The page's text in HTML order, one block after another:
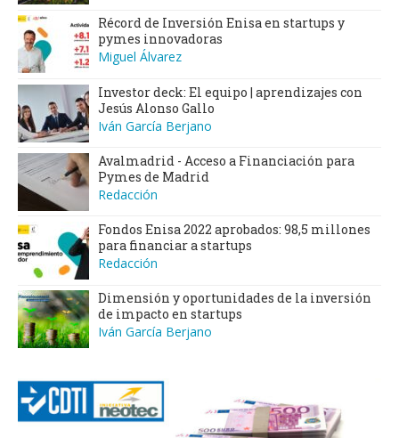
Récord de Inversión Enisa en startups y
pymes innovadoras
Miguel Álvarez
Investor deck: El equipo | aprendizajes con
Jesús Alonso Gallo
Iván García Berjano
Avalmadrid - Acceso a Financiación para
Pymes de Madrid
Redacción
Fondos Enisa 2022 aprobados: 98,5 millones
para financiar a startups
Redacción
Dimensión y oportunidades de la inversión
de impacto en startups
Iván García Berjano